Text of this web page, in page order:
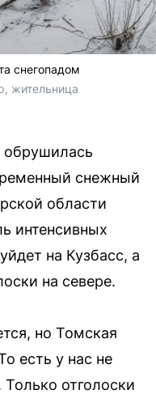
снегопадом
жительница
обрушилась
снежный
области
интенсивных
на Кузбасс, а
на севере.
но Томская
есть у нас не
Только отголоски